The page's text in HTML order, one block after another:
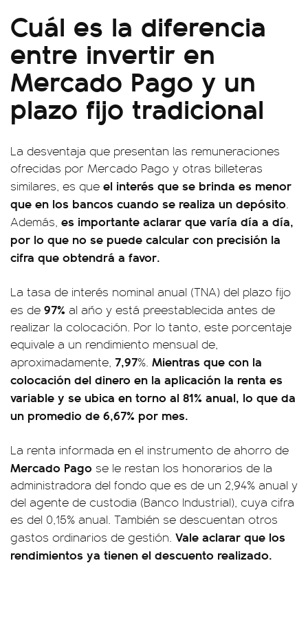
Cuál es la diferencia
entre invertir en
Mercado Pago y un
plazo fijo tradicional
La desventaja que presentan las remuneraciones
ofrecidas por Mercado Pago y otras billeteras
similares, es que el interés que se brinda es menor
que en los bancos cuando se realiza un depósito.
Además, es importante aclarar que varía día a día,
por lo que no se puede calcular con precisión la
cifra que obtendrá a favor.
La tasa de interés nominal anual (TNA) del plazo fijo
es de 97% al año y está preestablecida antes de
realizar la colocación. Por lo tanto, este porcentaje
equivale a un rendimiento mensual de,
aproximadamente, 7,97%. Mientras que con la
colocación del dinero en la aplicación la renta es
variable y se ubica en torno al 81% anual, lo que da
un promedio de 6,67% por mes.
La renta informada en el instrumento de ahorro de
Mercado Pago se le restan los honorarios de la
administradora del fondo que es de un 2,94% anual y
del agente de custodia (Banco Industrial), cuya cifra
es del 0,15% anual. También se descuentan otros
gastos ordinarios de gestión. Vale aclarar que los
rendimientos ya tienen el descuento realizado.